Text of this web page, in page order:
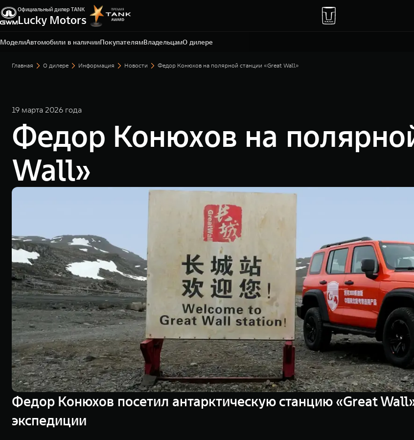
Официальный дилер TANK
Lucky Motors
МоделиАвтомобили в наличииПокупателямВладельцамО дилере
Екатеринбург, ул. Металлургов, д. 65 А
+7 (343) 300-03-33
Главная О дилере Информация Новости Федор Конюхов на полярной станции «Great Wall»
19 марта 2026 года
Федор Конюхов на
Wall»
Федор Конюхов посетил антарктическую станцию «Great
экспедиции